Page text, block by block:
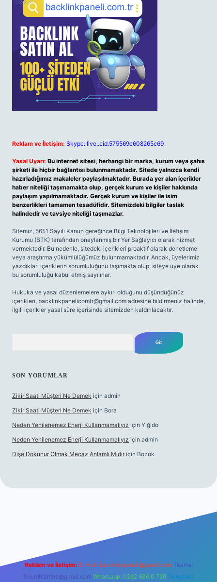
Reklam ve İletişim: Skype: live:.cid.575569c608265c69
Yasal Uyarı: Bu internet sitesi, herhangi bir marka, kurum veya şahıs
şirketi ile hiçbir bağlantısı bulunmamaktadır. Sitede yalnızca kendi
hazırladığımız makaleler paylaşılmaktadır. Burada yer alan içerikler
haber niteliği taşımamakta olup, gerçek kurum ve kişiler hakkında
paylaşım yapılmamaktadır. Gerçek kurum ve kişiler ile isim
benzerlikleri tamamen tesadüfidir. Sitemizdeki bilgiler taslak
halindedir ve tavsiye niteliği taşımazlar.
Sitemiz, 5651 Sayılı Kanun gereğince Bilgi Teknolojileri ve İletişim
Kurumu (BTK) tarafından onaylanmış bir Yer Sağlayıcı olarak hizmet
vermektedir. Bu nedenle, sitedeki içerikleri proaktif olarak denetleme
veya araştırma yükümlülüğümüz bulunmamaktadır. Ancak, üyelerimiz
yazdıkları içeriklerin sorumluluğunu taşımakta olup, siteye üye olarak
bu sorumluluğu kabul etmiş sayılırlar.
Hukuka ve yasal düzenlemelere aykırı olduğunu düşündüğünüz
içerikleri, backlinkpanelicomtr@gmail.com adresine bildirmeniz halinde,
ilgili içerikler yasal süre içerisinde sitemizden kaldırılacaktır.
SON YORUMLAR
Zikir Saati Müşteri Ne Demek için admin
Zikir Saati Müşteri Ne Demek için Bora
Neden Yenilenemez Enerji Kullanmamalıyız için Yiğido
Neden Yenilenemez Enerji Kullanmamalıyız için admin
Dişe Dokunur Olmak Mecaz Anlamlı Mıdır için Bozok
Reklam ve İletişim: E-mail: backlinkpaneli@gmail.com Teams:
forumhizmeti@gmail.com Whatsapp: 0262 606 0 726 Telegram: